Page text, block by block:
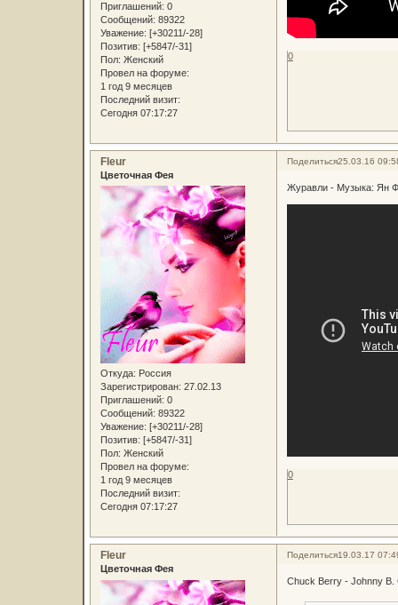
Приглашений: 0
Сообщений: 89322
Уважение: [+30211/-28]
Позитив: [+5847/-31]
Пол: Женский
Провел на форуме:
1 год 9 месяцев
Последний визит:
Сегодня 07:17:27
0
Поделиться25.03.16
Fleur
Цветочная Фея
Откуда: Россия
Зарегистрирован: 27.02.13
Приглашений: 0
Сообщений: 89322
Уважение: [+30211/-28]
Позитив: [+5847/-31]
Пол: Женский
Провел на форуме:
1 год 9 месяцев
Последний визит:
Сегодня 07:17:27
Журавли - Музыка: Ян
0
Поделиться19.03.17
Fleur
Цветочная Фея
Chuck Berry - Johnny B.